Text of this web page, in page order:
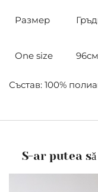
Размер
One size 96см
Състав: 100%
S-ar putea